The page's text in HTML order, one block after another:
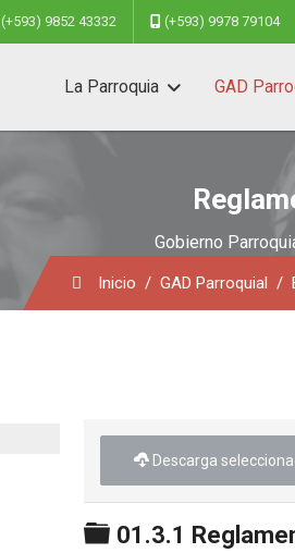
(+593) 9852 43332 (+593) 9978 79104
La Parroquia GAD
Gobierno
Inicio GAD Parroquial
Descarga
Carpeta
01.3.1